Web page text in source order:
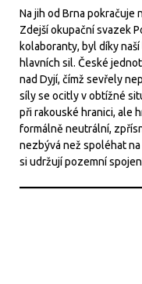
Na jih od Brna pokračuje
Zdejší okupační svazek
kolaboranty, byl díky
hlavních sil. České
nad Dyjí, čímž sevřely
síly se ocitly v obtížné
při rakouské hranici, ale
formálně neutrální,
nezbývá než spoléhat
si udržují pozemní